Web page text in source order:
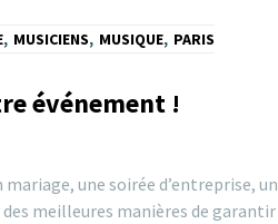
, MUSICIENS, MUSIQUE, PARIS
événement !
une soirée d’entreprise, un
meilleures manières de garantir